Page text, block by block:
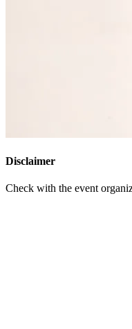
Disclaimer
Check with the event